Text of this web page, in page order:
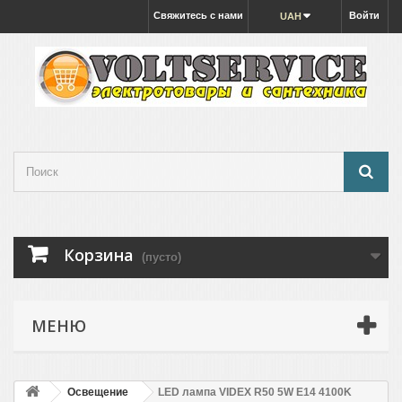
Войти
UAH
Свяжитесь с нами
Корзина (пусто)
МЕНЮ
Освещение LED лампа VIDEX R50 5W E14 4100K